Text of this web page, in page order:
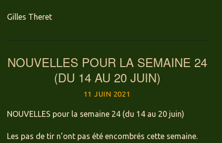
Gilles Theret
NOUVELLES POUR LA SEMAINE 24
(DU 14 AU 20 JUIN)
11 JUIN 2021
NOUVELLES pour la semaine 24 (du 14 au 20 juin)
Les pas de tir n’ont pas été encombrés cette semaine.